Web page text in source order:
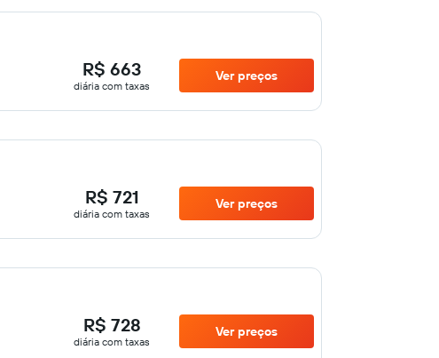
R$ 663
diária com taxas
Ver preços
R$ 721
diária com taxas
Ver preços
R$ 728
diária com taxas
Ver preços